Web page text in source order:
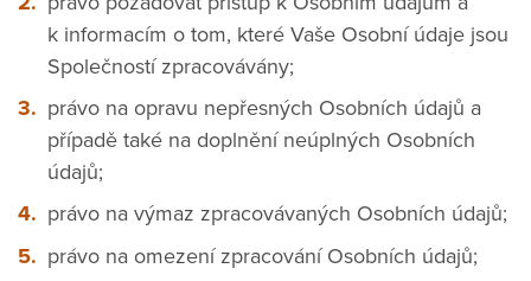
k informacím o tom, které Vaše Osobní údaje jsou
Společností zpracovávány;
právo na opravu nepřesných Osobních údajů a
případě také na doplnění neúplných Osobních
údajů;
právo na výmaz zpracovávaných Osobních údajů;
právo na omezení zpracování Osobních údajů;